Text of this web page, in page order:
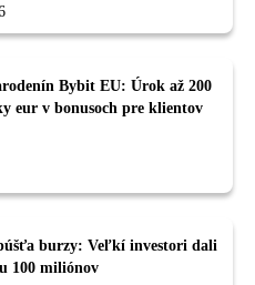
Bybit EU: Úrok až 200
eur v bonusoch pre klientov
burzy: Veľkí investori dali
100 miliónov